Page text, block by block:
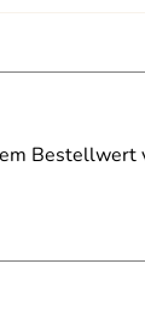
Bestellwert